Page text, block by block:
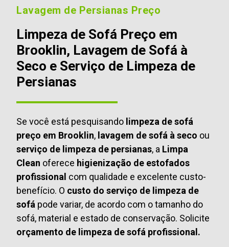
Lavagem de Persianas Preço
Limpeza de Sofá Preço em
Brooklin, Lavagem de Sofá à
Seco e Serviço de Limpeza de
Persianas
Se você está pesquisando limpeza de sofá
preço em Brooklin, lavagem de sofá à seco ou
serviço de limpeza de persianas, a Limpa
Clean oferece higienização de estofados
profissional com qualidade e excelente custo-
benefício. O custo do serviço de limpeza de
sofá pode variar, de acordo com o tamanho do
sofá, material e estado de conservação. Solicite
orçamento de limpeza de sofá profissional.